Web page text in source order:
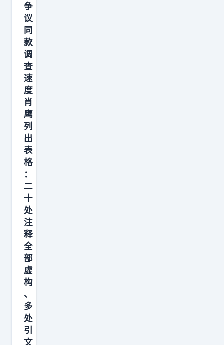
7
月
1
3
日
，
发
文
：
莫
德
里
奇
炮
轰
裁
判
也
难
怪
魔
笛
如
此
生
争
议
同
款
调
查
速
度
肖
鹰
列
出
表
格
：
二
十
处
注
释
全
部
虚
构
、
多
处
引
文